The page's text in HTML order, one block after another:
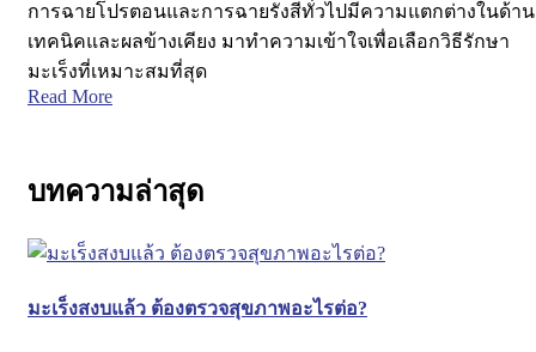
การฉายโปรตอนและการฉายรังสีทั่วไปมีความแตกต่างในด้าน
เทคนิคและผลข้างเคียง มาทำความเข้าใจเพื่อเลือกวิธีรักษา
มะเร็งที่เหมาะสมที่สุด
Read More
บทความล่าสุด
มะเร็งสงบแล้ว ต้องตรวจสุขภาพอะไรต่อ?